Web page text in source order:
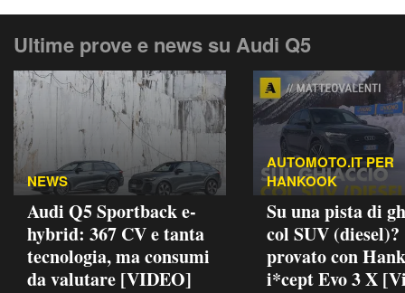
Ultime prove e news su Audi Q5
NEWS
Audi Q5 Sportback e-
hybrid: 367 CV e tanta
tecnologia, ma consumi
da valutare [VIDEO]
AUTOMOTO.IT PER
HANKOOK
Su una pista di
col SUV
provato con
i*cept Evo 3 X